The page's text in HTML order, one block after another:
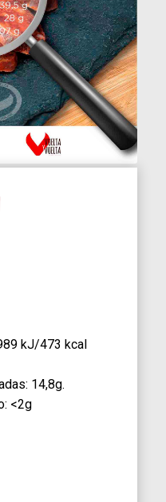
kJ/473 kcal
14,8g.
<2g